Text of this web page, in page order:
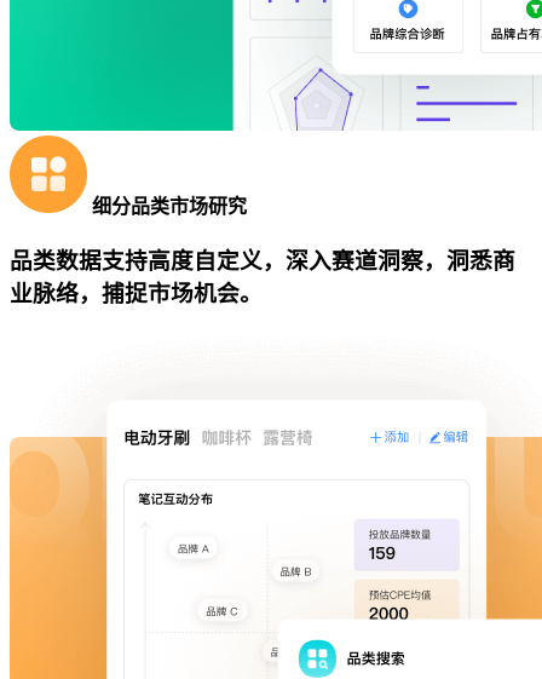
细分品类市场研究
品类数据支持高度自定义，深入赛道洞察，洞悉商
业脉络，捕捉市场机会。